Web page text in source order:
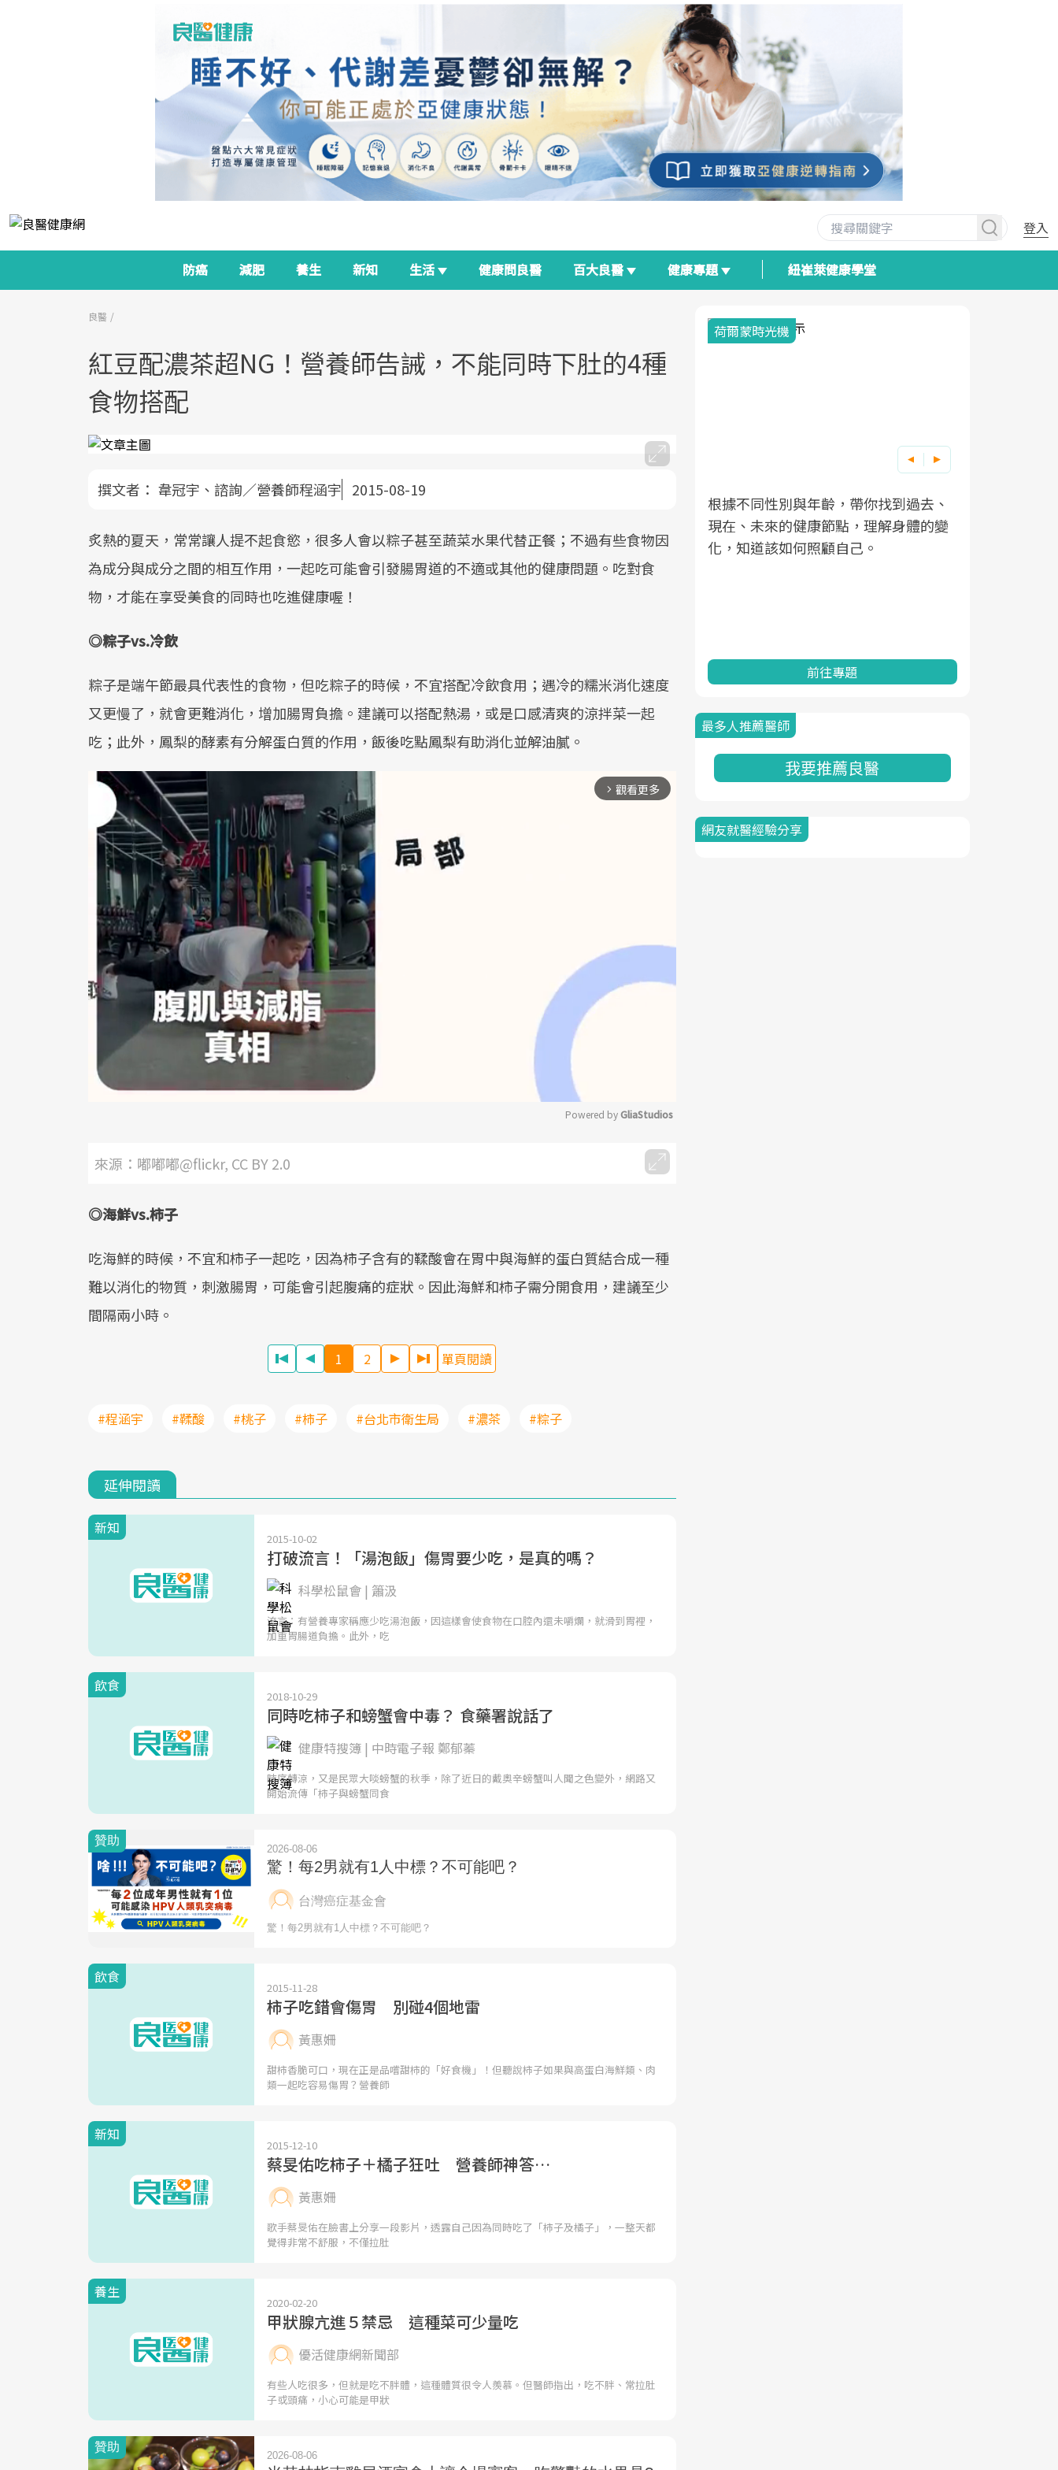
登入
防癌 減肥 養生 新知 生活 健康問良醫 百大良醫 健康專題 紐崔萊健康學堂
良醫
紅豆配濃茶超NG！營養師告誡，不能同時下肚的4種
食物搭配
撰文者： 韋冠宇、諮詢／營養師程涵宇 2015-08-19
炙熱的夏天，常常讓人提不起食慾，很多人會以粽子甚至蔬菜水果代替正餐；不過有些食物因
為成分與成分之間的相互作用，一起吃可能會引發腸胃道的不適或其他的健康問題。吃對食
物，才能在享受美食的同時也吃進健康喔！
◎粽子vs.冷飲
粽子是端午節最具代表性的食物，但吃粽子的時候，不宜搭配冷飲食用；遇冷的糯米消化速度
又更慢了，就會更難消化，增加腸胃負擔。建議可以搭配熱湯，或是口感清爽的涼拌菜一起
吃；此外，鳳梨的酵素有分解蛋白質的作用，飯後吃點鳳梨有助消化並解油膩。
arrow_forward_ios 觀看更多
Powered by GliaStudios
來源：嘟嘟嘟@flickr, CC BY 2.0
◎海鮮vs.柿子
吃海鮮的時候，不宜和柿子一起吃，因為柿子含有的鞣酸會在胃中與海鮮的蛋白質結合成一種
難以消化的物質，刺激腸胃，可能會引起腹痛的症狀。因此海鮮和柿子需分開食用，建議至少
間隔兩小時。
1 2 單頁閱讀
#程涵宇 #鞣酸 #桃子 #柿子 #台北市衛生局 #濃茶 #粽子
延伸閱讀
新知
2015-10-02
打破流言！「湯泡飯」傷胃要少吃，是真的嗎？
科學松鼠會 | 簫汲
流言：有營養專家稱應少吃湯泡飯，因這樣會使食物在口腔內還未嚼爛，就滑到胃裡，
加重胃腸道負擔。此外，吃
飲食
2018-10-29
同時吃柿子和螃蟹會中毒？ 食藥署說話了
健康特搜簿 | 中時電子報 鄭郁蓁
時序轉涼，又是民眾大啖螃蟹的秋季，除了近日的戴奧辛螃蟹叫人聞之色變外，網路又
開始流傳「柿子與螃蟹同食
飲食
2015-11-28
柿子吃錯會傷胃 別碰4個地雷
黃惠姍
甜柿香脆可口，現在正是品嚐甜柿的「好食機」！但聽說柿子如果與高蛋白海鮮類、肉
類一起吃容易傷胃？營養師
新知
2015-12-10
蔡旻佑吃柿子＋橘子狂吐 營養師神答…
黃惠姍
歌手蔡旻佑在臉書上分享一段影片，透露自己因為同時吃了「柿子及橘子」，一整天都
覺得非常不舒服，不僅拉肚
養生
2020-02-20
甲狀腺亢進５禁忌 這種菜可少量吃
優活健康網新聞部
有些人吃很多，但就是吃不胖體，這種體質很令人羨慕。但醫師指出，吃不胖、常拉肚
子或頭痛，小心可能是甲狀
政策如「健康台灣推動委員會」與「長
照3.0」的推進，「預防醫學」已成全民
全面啟動你的健康革命！
建立對亞健康的認知，進而引導實際的
改善行動。
荷爾蒙時光機
根據不同性別與年齡，帶你找到過去、
現在、未來的健康節點，理解身體的變
化，知道該如何照顧自己。
前往專題
最多人推薦醫師
我要推薦良醫
網友就醫經驗分享